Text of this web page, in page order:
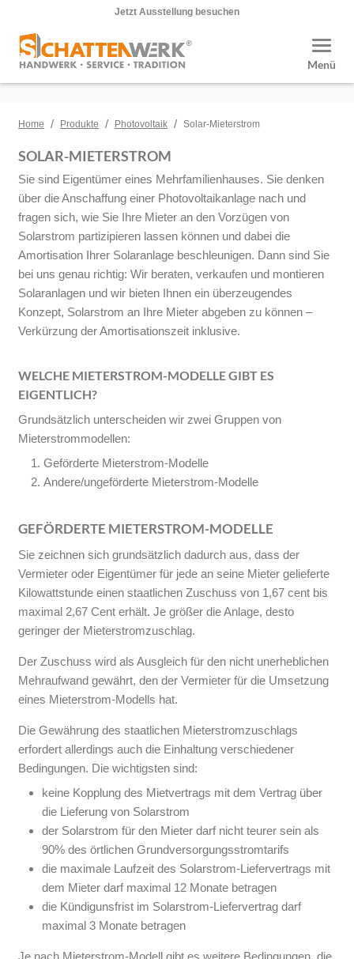
Jetzt Ausstellung besuchen
Menü
Home / Produkte / Photovoltaik / Solar-Mieterstrom
SOLAR-MIETERSTROM
Sie sind Eigentümer eines Mehrfamilienhauses. Sie denken
über die Anschaffung einer Photovoltaikanlage nach und
fragen sich, wie Sie Ihre Mieter an den Vorzügen von
Solarstrom partizipieren lassen können und dabei die
Amortisation Ihrer Solaranlage beschleunigen. Dann sind Sie
bei uns genau richtig: Wir beraten, verkaufen und montieren
Solaranlagen und wir bieten Ihnen ein überzeugendes
Konzept, Solarstrom an Ihre Mieter abgeben zu können –
Verkürzung der Amortisationszeit inklusive.
WELCHE MIETERSTROM-MODELLE GIBT ES
EIGENTLICH?
Grundsätzlich unterscheiden wir zwei Gruppen von
Mieterstrommodellen:
Geförderte Mieterstrom-Modelle
Andere/ungeförderte Mieterstrom-Modelle
GEFÖRDERTE MIETERSTROM-MODELLE
Sie zeichnen sich grundsätzlich dadurch aus, dass der
Vermieter oder Eigentümer für jede an seine Mieter gelieferte
Kilowattstunde einen staatlichen Zuschuss von 1,67 cent bis
maximal 2,67 Cent erhält. Je größer die Anlage, desto
geringer der Mieterstromzuschlag.
Der Zuschuss wird als Ausgleich für den nicht unerheblichen
Mehraufwand gewährt, den der Vermieter für die Umsetzung
eines Mieterstrom-Modells hat.
Die Gewährung des staatlichen Mieterstromzuschlags
erfordert allerdings auch die Einhaltung verschiedener
Bedingungen. Die wichtigsten sind:
keine Kopplung des Mietvertrags mit dem Vertrag über
die Lieferung von Solarstrom
der Solarstrom für den Mieter darf nicht teurer sein als
90% des örtlichen Grundversorgungsstromtarifs
die maximale Laufzeit des Solarstrom-Liefervertrags mit
dem Mieter darf maximal 12 Monate betragen
die Kündigunsfrist im Solarstrom-Liefervertrag darf
maximal 3 Monate betragen
Je nach Mieterstrom-Modell gibt es weitere Bedingungen, die